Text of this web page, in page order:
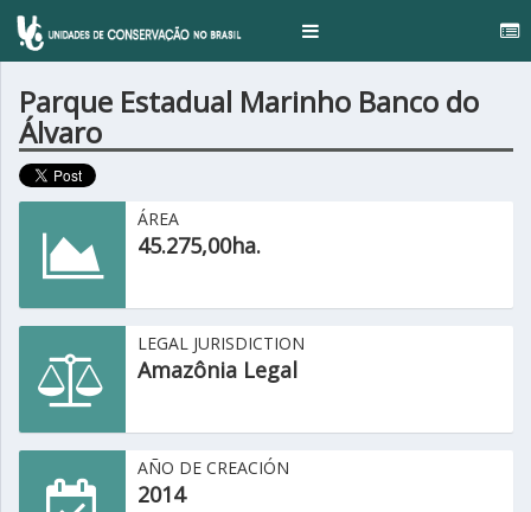
Toggle
Parque Estadual Marinho Banco do
Álvaro
ÁREA
45.275,00ha.
LEGAL JURISDICTION
Amazônia Legal
AÑO DE CREACIÓN
2014